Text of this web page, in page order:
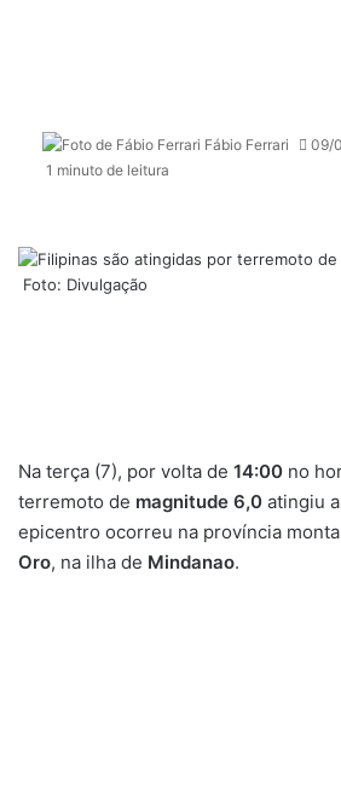
Fábio Ferrari
09/
1 minuto de leitura
Foto: Divulgação
Na terça (7), por volta de 14:00 no
terremoto de magnitude 6,0 atingiu
epicentro ocorreu na província
Oro, na ilha de Mindanao.